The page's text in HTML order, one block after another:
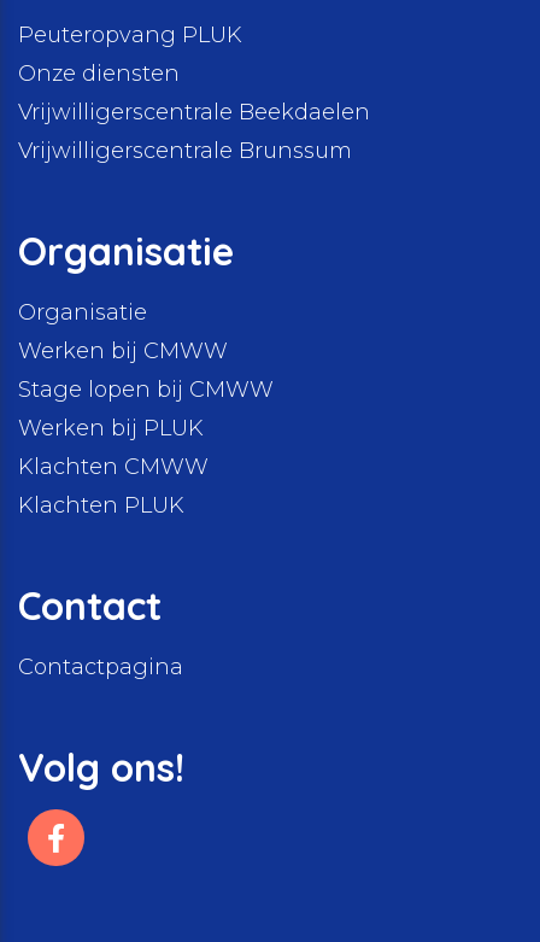
Peuteropvang PLUK
Onze diensten
Vrijwilligerscentrale Beekdaelen
Vrijwilligerscentrale Brunssum
Organisatie
Organisatie
Werken bij CMWW
Stage lopen bij CMWW
Werken bij PLUK
Klachten CMWW
Klachten PLUK
Contact
Contactpagina
Volg ons!